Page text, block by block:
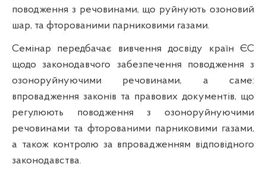
поводження з речовинами, що руйнують озоновий
шар, та фторованими парниковими газами.
Семінар передбачає вивчення досвіду країн ЄС
щодо законодавчого забезпечення поводження з
озоноруйнуючими речовинами, а саме:
впровадження законів та правових документів, що
регулюють поводження з озоноруйнуючими
речовинами та фторованими парниковими газами,
а також контролю за впровадженням відповідного
законодавства.